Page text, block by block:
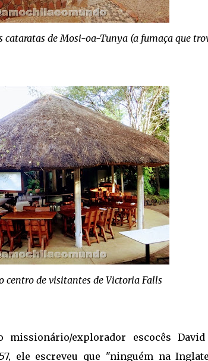
cataratas de Mosi-oa-Tunya (a fumaça que
centro de visitantes de Victoria Falls
explorador escocês
ele escreveu que "ninguém na